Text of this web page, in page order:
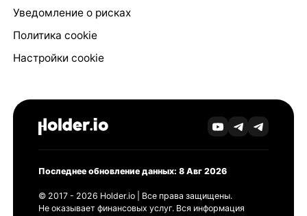
Уведомление о рисках
Политика cookie
Настройки cookie
Последнее обновление данных: 8 Авг 2026
© 2017 - 2026 Holder.io | Все права защищены.
Не оказывает финансовых услуг. Вся информация